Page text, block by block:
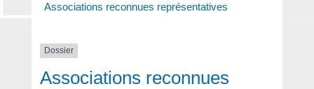
Associations reconnues représentatives
Dossier
Associations reconnues